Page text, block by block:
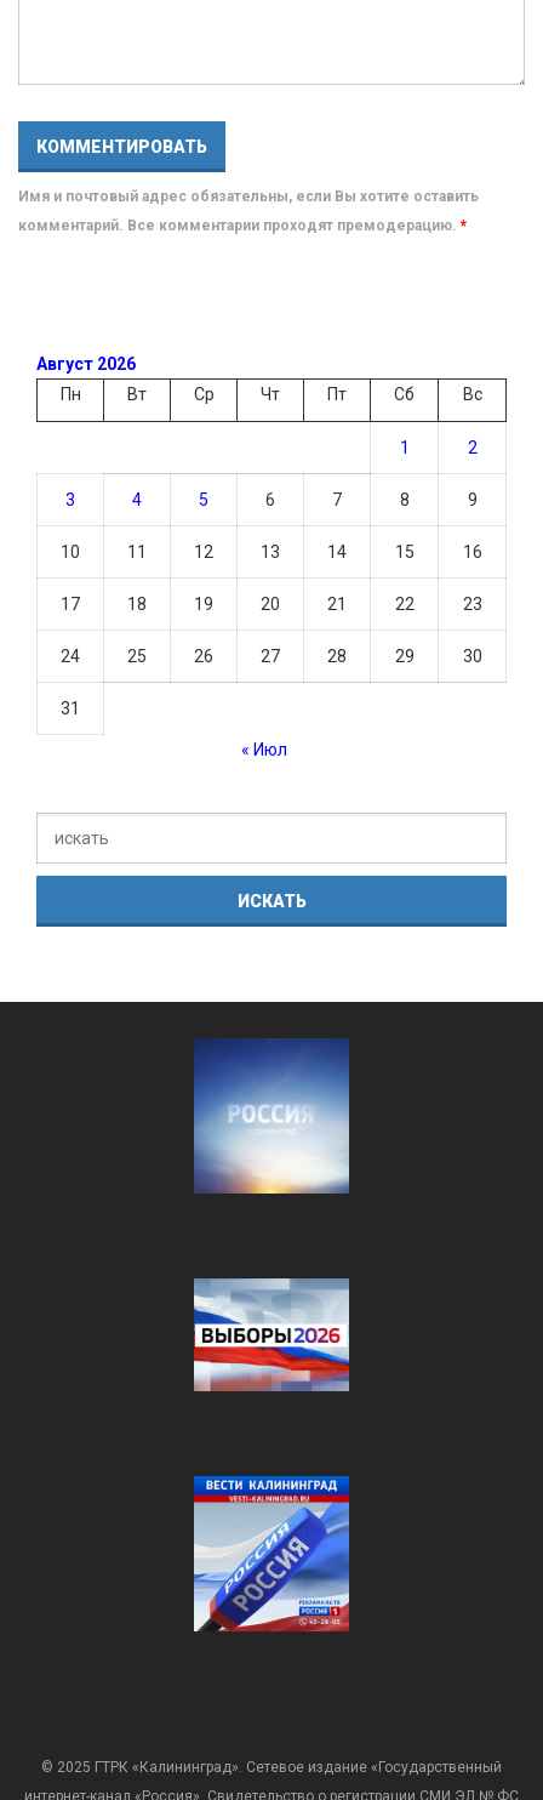
Имя и почтовый адрес обязательны, если Вы хотите оставить
комментарий. Все комментарии проходят премодерацию. *
Август 2026
Пн
Вт Ср Чт Пт Сб Вс
1 2
3 4 5 6 7 8 9
10 11 12 13 14 15 16
17 18 19 20 21 22 23
24 25 26 27 28 29 30
31
« Июл
© 2025 ГТРК «Калининград». Сетевое издание «Государственный
интернет-канал «Россия». Свидетельство о регистрации СМИ ЭЛ № ФС